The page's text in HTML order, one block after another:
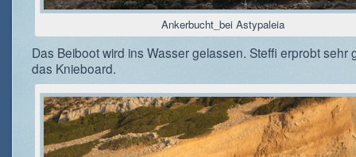
Ankerbucht_bei Astypaleia
Das Beiboot wird ins Wasser gelassen. Steffi erprobt sehr
das Knieboard.